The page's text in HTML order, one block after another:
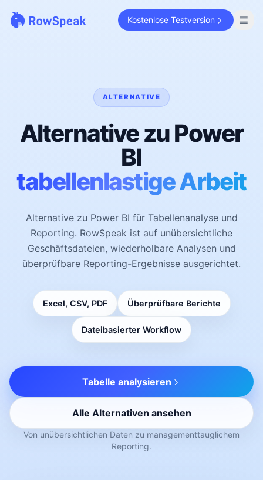
Kostenlose Testversion
ALTERNATIVE
Alternative zu Power
BI
tabellenlastige Arbeit
Alternative zu Power BI für Tabellenanalyse und
Reporting. RowSpeak ist auf unübersichtliche
Geschäftsdateien, wiederholbare Analysen und
überprüfbare Reporting-Ergebnisse ausgerichtet.
Excel, CSV, PDF Überprüfbare Berichte
Dateibasierter Workflow
Tabelle analysieren
Alle Alternativen ansehen
Von unübersichtlichen Daten zu managementtauglichem
Reporting.